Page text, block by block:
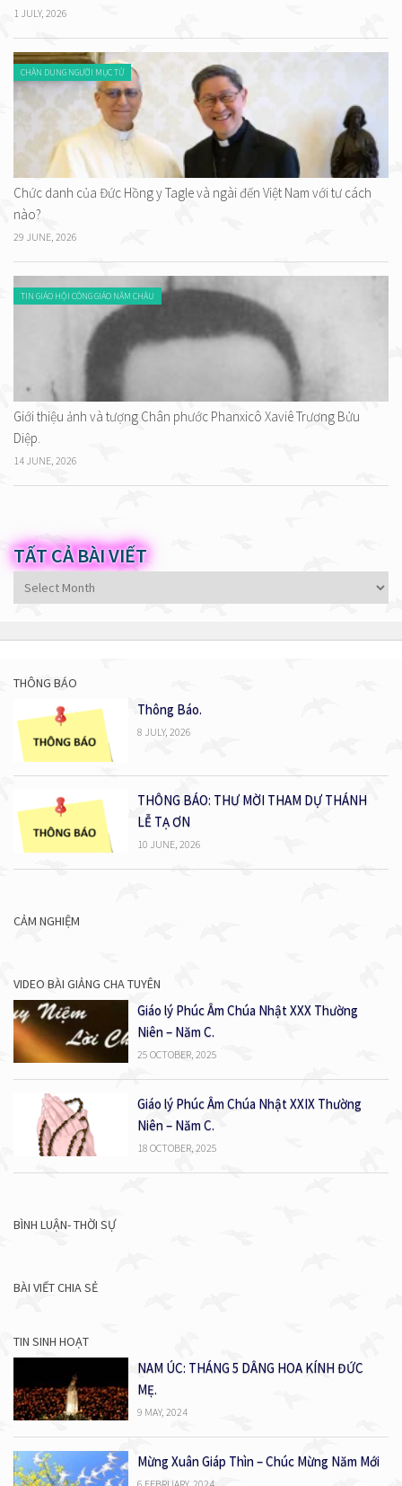
1 JULY, 2026
CHÂN DUNG NGƯỜI MỤC TỬ
Chức danh của Đức Hồng y Tagle và ngài đến Việt Nam với tư cách
nào?
29 JUNE, 2026
TIN GIÁO HỘI CÔNG GIÁO NĂM CHÂU
Giới thiệu ảnh và tượng Chân phước Phanxicô Xaviê Trương Bửu
Diệp.
14 JUNE, 2026
TẤT CẢ BÀI VIẾT
Tất
cả
viết
THÔNG BÁO
Thông Báo.
8 JULY, 2026
THÔNG BÁO: THƯ MỜI THAM DỰ THÁNH
LỄ TẠ ƠN
10 JUNE, 2026
CẢM NGHIỆM
VIDEO BÀI GIẢNG CHA TUYÊN
Giáo lý Phúc Âm Chúa Nhật XXX Thường
Niên – Năm C.
25 OCTOBER, 2025
Giáo lý Phúc Âm Chúa Nhật XXIX Thường
Niên – Năm C.
18 OCTOBER, 2025
BÌNH LUẬN- THỜI SỰ
BÀI VIẾT CHIA SẺ
TIN SINH HOẠT
NAM ÚC: THÁNG 5 DÂNG HOA KÍNH ĐỨC
MẸ.
9 MAY, 2024
Mừng Xuân Giáp Thìn – Chúc Mừng Năm Mới